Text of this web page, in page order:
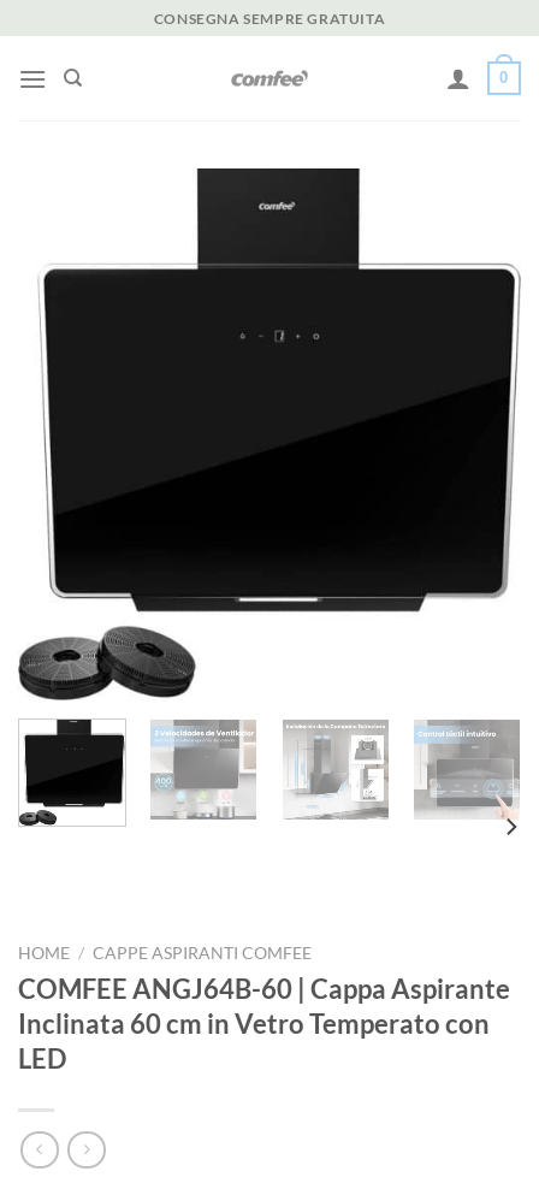
ai
contenuti
CONSEGNA SEMPRE GRATUITA
0
HOME / CAPPE ASPIRANTI COMFEE
COMFEE ANGJ64B-60 | Cappa Aspirante
Inclinata 60 cm in Vetro Temperato con
LED